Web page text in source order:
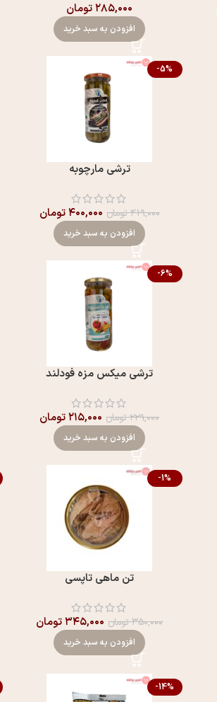
۲۸۵,۰۰۰تومان
افزودن به سبد خرید
-5%
ترشی مارچوبه
۴۱۹,۰۰۰تومان ۴۰۰,۰۰۰تومان
افزودن به سبد خرید
-6%
ترشی میکس مزه فودلند
۲۲۹,۰۰۰تومان ۲۱۵,۰۰۰تومان
افزودن به سبد خرید
-1%
تن ماهی تاپسی
۳۵۰,۰۰۰تومان ۳۴۵,۰۰۰تومان
افزودن به سبد خرید
-14%